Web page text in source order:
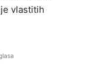
vlastitih